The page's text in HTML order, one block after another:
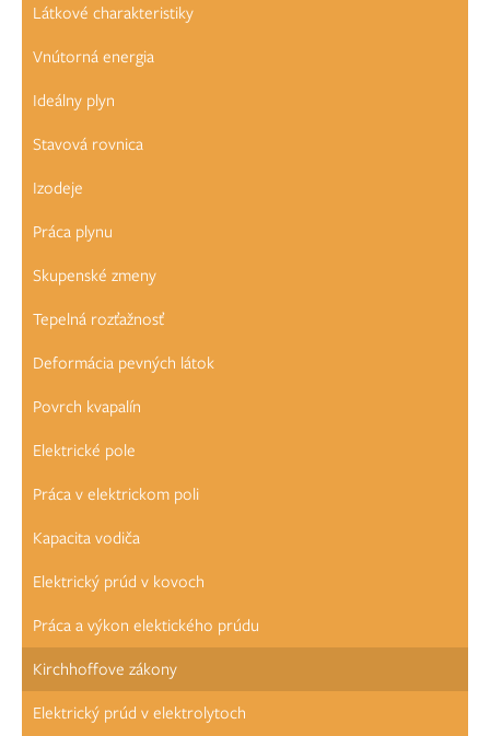
Látkové charakteristiky
Vnútorná energia
Ideálny plyn
Stavová rovnica
Izodeje
Práca plynu
Skupenské zmeny
Tepelná rozťažnosť
Deformácia pevných látok
Povrch kvapalín
Elektrické pole
Práca v elektrickom poli
Kapacita vodiča
Elektrický prúd v kovoch
Práca a výkon elektického prúdu
Kirchhoffove zákony
Elektrický prúd v elektrolytoch